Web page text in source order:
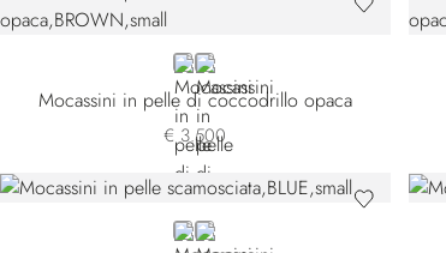
BROWN
BLACK
Mocassini in pelle di coccodrillo opaca
€ 3.500
BLUEBROWN